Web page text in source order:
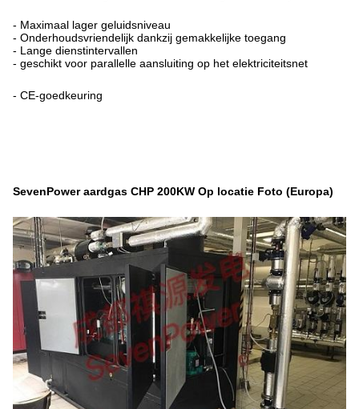
- Maximaal lager geluidsniveau
- Onderhoudsvriendelijk dankzij gemakkelijke toegang
- Lange dienstintervallen
- geschikt voor parallelle aansluiting op het elektriciteitsnet
- CE-goedkeuring
SevenPower aardgas CHP 200KW Op locatie Foto (Europa)